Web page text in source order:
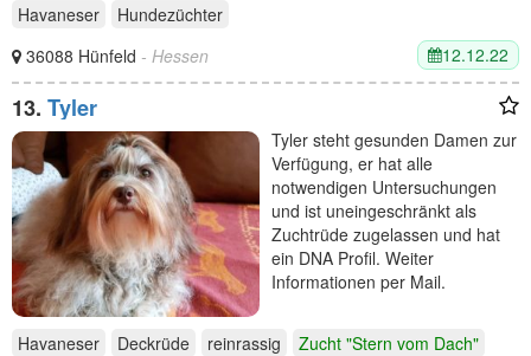
Havaneser
Hundezüchter
36088 Hünfeld - Hessen 12.12.22
13. Tyler
Tyler steht gesunden Damen zur
Verfügung, er hat alle
notwendigen Untersuchungen
und ist uneingeschränkt als
Zuchtrüde zugelassen und hat
ein DNA Profil. Weiter
Informationen per Mail.
Havaneser Deckrüde reinrassig
Zucht "Stern vom Dach"